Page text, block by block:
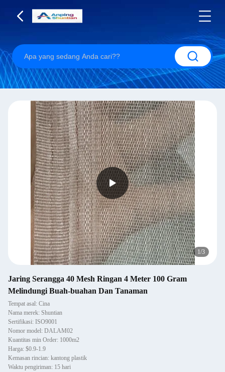
1/3
Jaring Serangga 40 Mesh Ringan 4 Meter 100 Gram
Melindungi Buah-buahan Dan Tanaman
Tempat asal: Cina
Nama merek: Shuntian
Sertifikasi: ISO9001
Nomor model: DALAM02
Kuantitas min Order: 1000m2
Harga: $0.9-1.9
Kemasan rincian: kantong plastik
Waktu pengiriman: 15 hari